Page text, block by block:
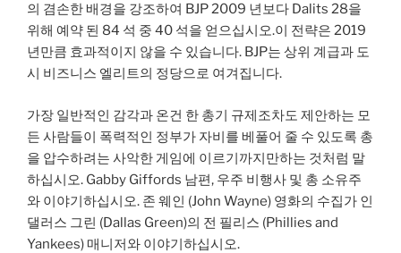
의 겸손한 배경을 강조하여 BJP 2009 년보다 Dalits 28을
위해 예약 된 84 석 중 40 석을 얻으십시오.이 전략은 2019
년만큼 효과적이지 않을 수 있습니다. BJP는 상위 계급과 도
시 비즈니스 엘리트의 정당으로 여겨집니다.
가장 일반적인 감각과 온건 한 총기 규제조차도 제안하는 모
든 사람들이 폭력적인 정부가 자비를 베풀어 줄 수 있도록 총
을 압수하려는 사악한 게임에 이르기까지만하는 것처럼 말
하십시오. Gabby Giffords 남편, 우주 비행사 및 총 소유주
와 이야기하십시오. 존 웨인 (John Wayne) 영화의 수집가 인
댈러스 그린 (Dallas Green)의 전 필리스 (Phillies and
Yankees) 매니저와 이야기하십시오.